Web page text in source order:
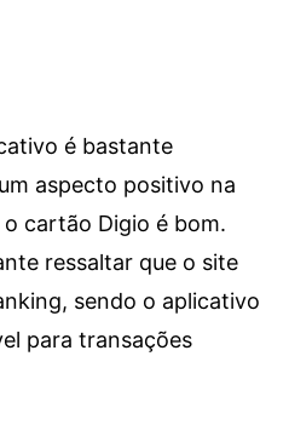
é bastante
aspecto positivo na
cartão Digio é bom.
ressaltar que o site
sendo o aplicativo
para transações